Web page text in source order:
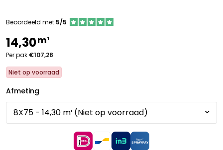
Beoordeeld met 5/5
14,30m¹
Per pak €107,28
Niet op voorraad
Afmeting